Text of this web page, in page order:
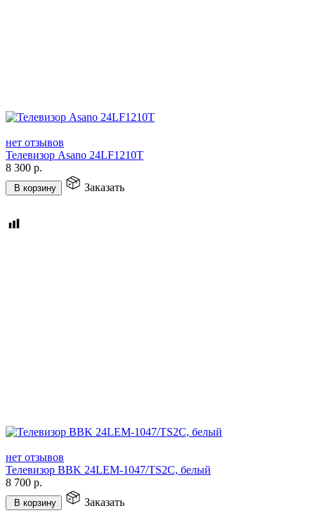
нет отзывов
Телевизор Asano 24LF1210T
8 300 р.
В корзину Заказать
нет отзывов
Телевизор BBK 24LEM-1047/TS2C, белый
8 700 р.
В корзину Заказать